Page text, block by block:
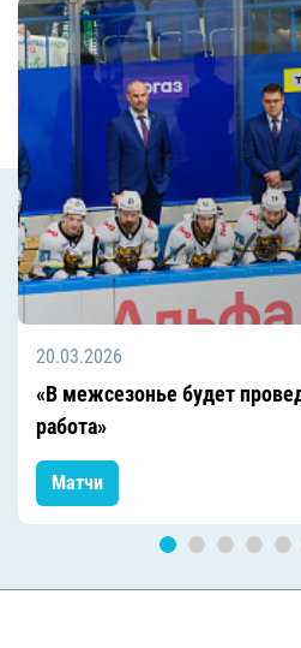
20.03.2026
«В межсезонье будет
работа»
Матчи